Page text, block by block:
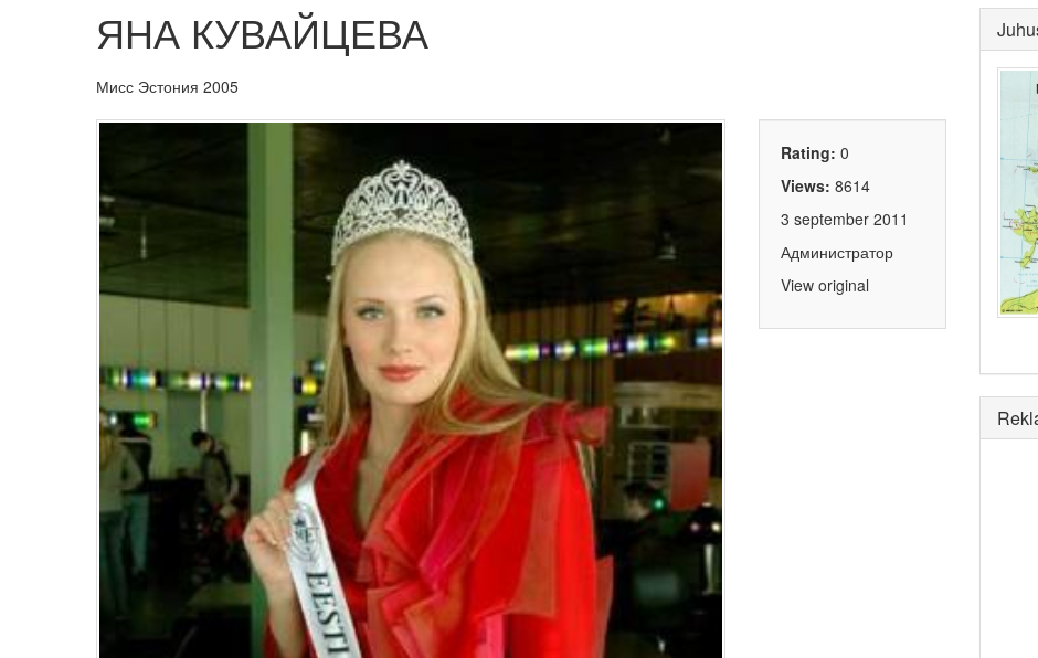
ЯНА КУВАЙЦЕВА
Мисс Эстония 2005
Rating: 0
Views: 8614
3 september 2011
Администратор
View original